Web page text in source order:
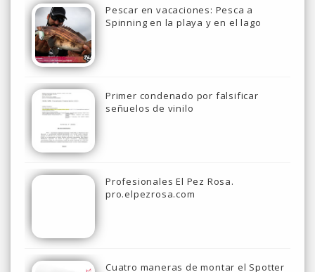
Pescar en vacaciones: Pesca a
Spinning en la playa y en el lago
Primer condenado por falsificar
señuelos de vinilo
Profesionales El Pez Rosa.
pro.elpezrosa.com
Cuatro maneras de montar el Spotter